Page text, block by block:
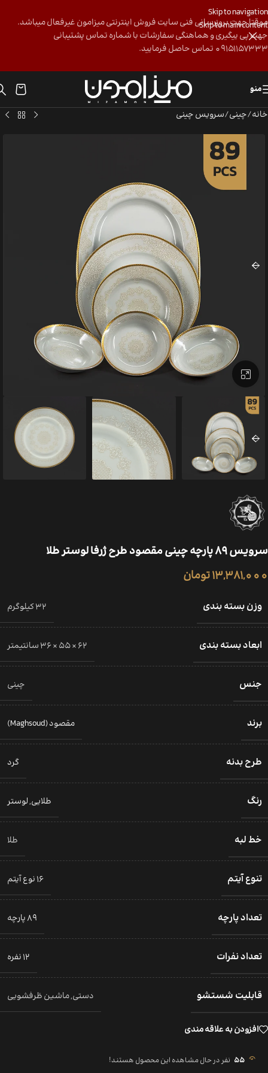
Skip to navigation
Skip to main content
موقتا جهت بروزرسانی فنی سایت فروش اینترنتی میزامون غیرفعال میباشد.
جهت پی ییگیری و هماهنگی سفارشات با شماره تماس پشتیبانی
09151157333 تماس حاصل فرمایید.
منو
خانه/چینی/سرویس چینی
بزرگنمایی تصویر
سرویس 89 پارچه چینی مقصود طرح ژرفا لوستر طلا
13,381,000تومان
وزن بسته بندی 32 کیلوگرم
ابعاد بسته بندی 62 × 55 × 36 سانتیمتر
جنس چینی
برند مقصود (Maghsoud)
طرح بدنه گرد
رنگ طلایی,لوستر
خط لبه طلا
تنوع آیتم 16 نوع آیتم
تعداد پارچه 89 پارچه
تعداد نفرات 12 نفره
قابلیت شستشو دستی,ماشین ظرفشویی
افزودن به علاقه مندی
55 نفر در حال مشاهده این محصول هستند!